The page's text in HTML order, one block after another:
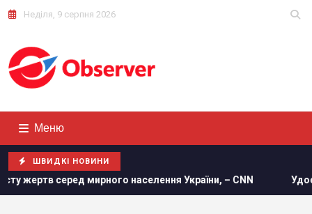
Неділя, 9 серпня 2026
Меню
ШВИДКІ НОВИНИ
України, – CNN Удосконалені "Герані" ворога: